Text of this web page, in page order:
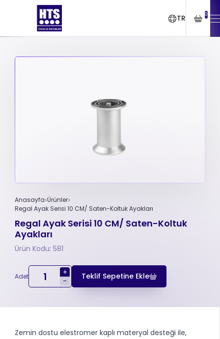
TR 0
Anasayfa Ürünler
Regal Ayak Serisi 10 CM/ Saten-Koltuk Ayakları
Regal Ayak Serisi 10 CM/ Saten-Koltuk
Ayakları
Ürün Kodu: 581
Adet
+
-
Teklif Sepetine Ekle
Zemin dostu elestromer kaplı materyal desteği ile,